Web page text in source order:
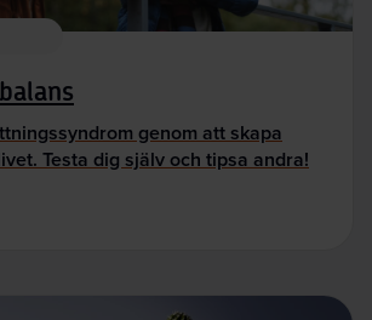
genom att skapa
Testa dig själv och tipsa andra!